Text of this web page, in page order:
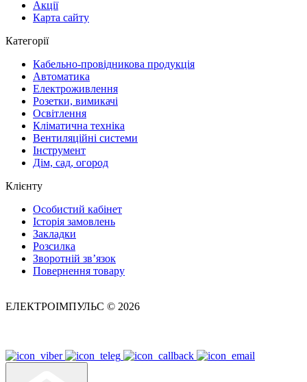
Акції
Карта сайту
Категорії
Кабельно-провідникова продукція
Автоматика
Електроживлення
Розетки, вимикачі
Освітлення
Кліматична техніка
Вентиляційні системи
Інструмент
Дім, сад, огород
Клієнту
Особистий кабінет
Історія замовлень
Закладки
Розсилка
Зворотній зв’язок
Повернення товару
ЕЛЕКТРОІМПУЛЬС © 2026